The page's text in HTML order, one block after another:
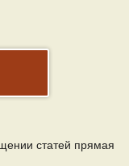
статей прямая